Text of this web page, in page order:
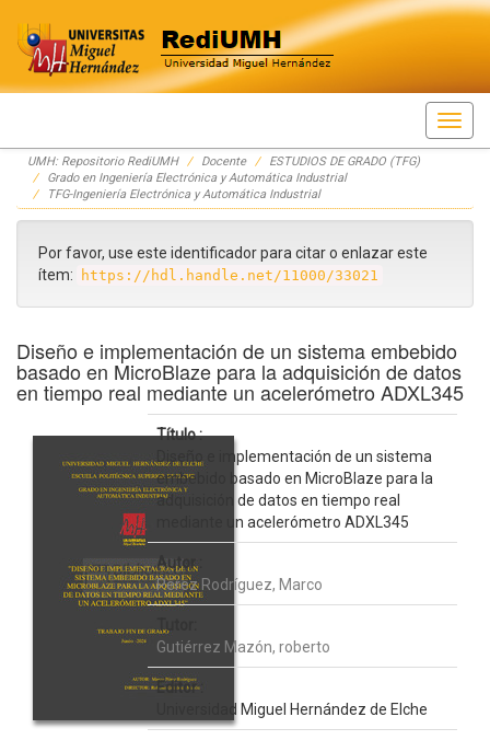
Skip
navigation
UMH: Repositorio RediUMH Docente
ESTUDIOS DE GRADO (TFG)
Grado en Ingeniería Electrónica y Automática Industrial
TFG-Ingeniería Electrónica y Automática Industrial
Por favor, use este identificador para citar o enlazar este
ítem:
https://hdl.handle.net/11000/33021
Diseño e implementación de un sistema embebido
basado en MicroBlaze para la adquisición de datos
en tiempo real mediante un acelerómetro ADXL345
Título :
Diseño e implementación de un sistema
embebido basado en MicroBlaze para la
adquisición de datos en tiempo real
mediante un acelerómetro ADXL345
Autor :
Pérez Rodríguez, Marco
Tutor:
Gutiérrez Mazón, roberto
Editor :
Universidad Miguel Hernández de Elche